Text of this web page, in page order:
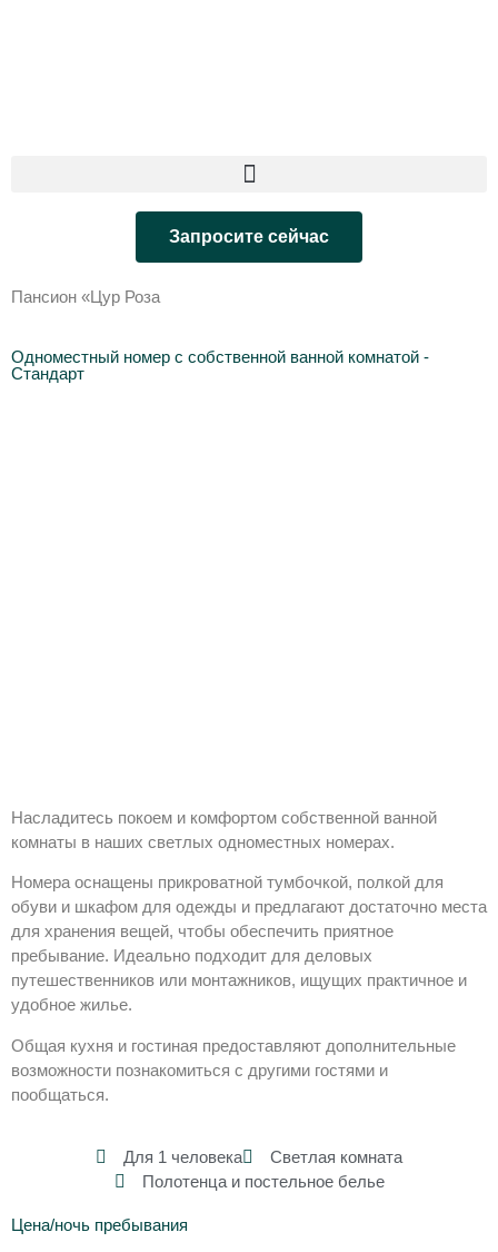
Запросите сейчас
Пансион «Цур Роза
Одноместный номер с собственной ванной комнатой -
Стандарт
Насладитесь покоем и комфортом собственной ванной
комнаты в наших светлых одноместных номерах.
Номера оснащены прикроватной тумбочкой, полкой для
обуви и шкафом для одежды и предлагают достаточно места
для хранения вещей, чтобы обеспечить приятное
пребывание. Идеально подходит для деловых
путешественников или монтажников, ищущих практичное и
удобное жилье.
Общая кухня и гостиная предоставляют дополнительные
возможности познакомиться с другими гостями и
пообщаться.
Для 1 человека
Светлая комната
Полотенца и постельное белье
Цена/ночь пребывания